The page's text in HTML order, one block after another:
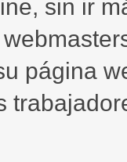
sin ir
página